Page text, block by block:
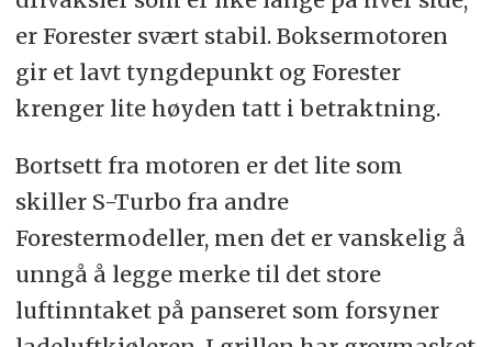
er Forester svært stabil. Boksermotoren
gir et lavt tyngdepunkt og Forester
krenger lite høyden tatt i betraktning.
Bortsett fra motoren er det lite som
skiller S-Turbo fra andre
Forestermodeller, men det er vanskelig å
unngå å legge merke til det store
luftinntaket på panseret som forsyner